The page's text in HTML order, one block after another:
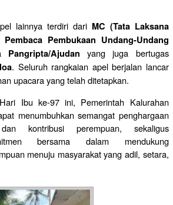
lainnya terdiri dari MC (Tata Laksana
Pembaca Pembukaan Undang-Undang
Pangripta/Ajudan yang juga bertugas
. Seluruh rangkaian apel berjalan lancar
upacara yang telah ditetapkan.
Ibu ke-97 ini, Pemerintah Kalurahan
menumbuhkan semangat penghargaan
kontribusi perempuan, sekaligus
bersama dalam mendukung
menuju masyarakat yang adil, setara,